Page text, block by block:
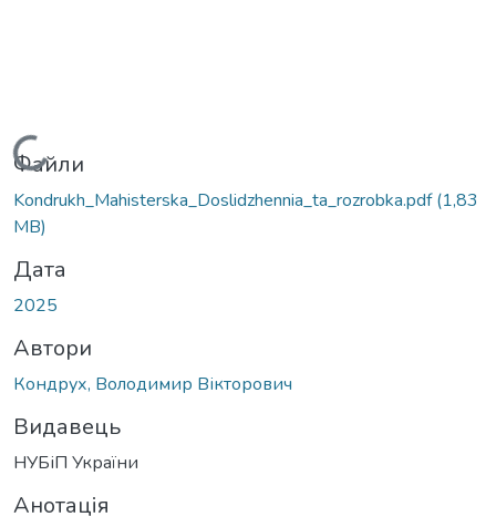
Файли
Kondrukh_Mahisterska_Doslidzhennia_ta_rozrobka.pdf(1,83
MB)
Дата
2025
Автори
Кондрух, Володимир Вікторович
Видавець
НУБіП України
Анотація